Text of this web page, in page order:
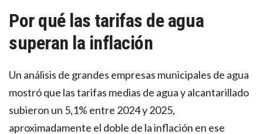
Por qué las tarifas de agua
superan la inflación
Un análisis de grandes empresas municipales de agua
mostró que las tarifas medias de agua y alcantarillado
subieron un 5,1% entre 2024 y 2025,
aproximadamente el doble de la inflación en ese